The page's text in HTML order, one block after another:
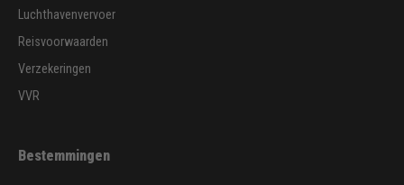
Luchthavenvervoer
Reisvoorwaarden
Verzekeringen
VVR
Bestemmingen